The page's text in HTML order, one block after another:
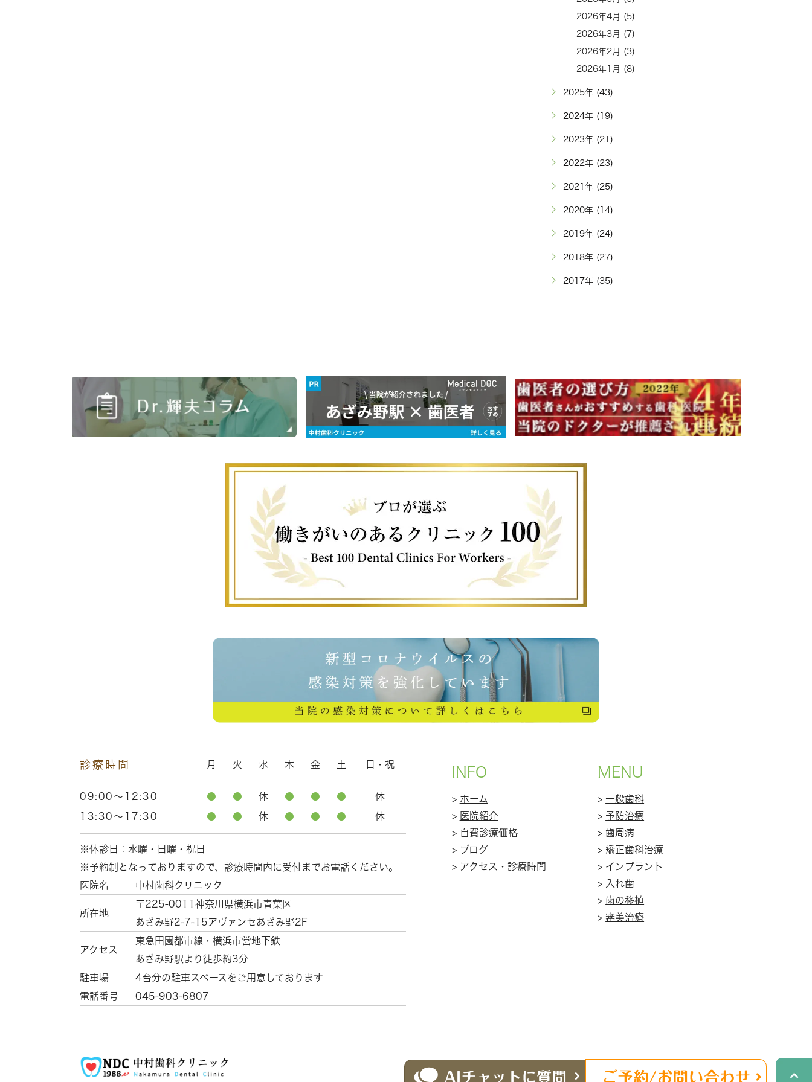
2026年4月 (5)
2026年3月 (7)
2026年2月 (3)
2026年1月 (8)
2025年 (43)
2024年 (19)
2023年 (21)
2022年 (23)
2021年 (25)
2020年 (14)
2019年 (24)
2018年 (27)
2017年 (35)
診療時間 月 火 水 木 金 土 日・祝
09:00～12:30 ● ● 休 ● ● ● 休
13:30～17:30 ● ● 休 ● ● ● 休
※休診日：水曜・日曜・祝日
※予約制となっておりますので、診療時間内に受付までお電話ください。
医院名
中村歯科クリニック
所在地
〒225-0011 神奈川県横浜市青葉区
あざみ野2-7-15アヴァンセあざみ野2F
アクセス
東急田園都市線・横浜市営地下鉄
あざみ野駅より徒歩約3分
駐車場
4台分の駐車スペースをご用意しております
電話番号
045-903-6807
INFO
> ホーム
> 医院紹介
> 自費診療価格
> ブログ
> アクセス・診療時間
MENU
> 一般歯科
> 予防治療
> 歯周病
> 矯正歯科治療
> インプラント
> 入れ歯
> 歯の移植
> 審美治療
＞ サイトマップ